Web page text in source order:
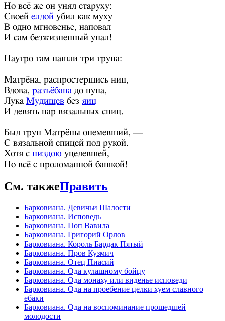
Но всё же он унял старуху:
Своей елдой убил как муху
В одно мгновенье, наповал
И сам безжизненный упал!
Наутро там нашли три трупа:
Матрёна, распростершись ниц,
Вдова, разъёбана до пупа,
Лука Мудищев без яиц
И девять пар вязальных спиц.
Был труп Матрёны онемевший, —
С вязальной спицей под рукой.
Хотя с пиздою уцелевшей,
Но всё с проломанной башкой!
См. такжеПравить
Барковиана. Девичьи Шалости
Барковиана. Исповедь
Барковиана. Поп Вавила
Барковиана. Григорий Орлов
Барковиана. Король Бардак Пятый
Барковиана. Пров Кузмич
Барковиана. Отец Пиасий
Барковиана. Ода кулашному бойцу
Барковиана. Ода монаху или виденье исповеди
Барковиана. Ода на проебение целки хуем славного
ебаки
Барковиана. Ода на воспоминание прошедшей
молодости